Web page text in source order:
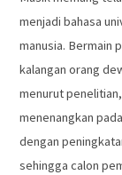
menjadi bahasa
manusia. Bermain
kalangan orang
menurut
menenangkan
dengan
sehingga calon